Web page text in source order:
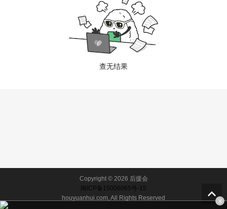
查无结果
Copyright © 2026 后援会
闽ICP备15006065号-15
houyuanhui.com, All Rights Reserved
x